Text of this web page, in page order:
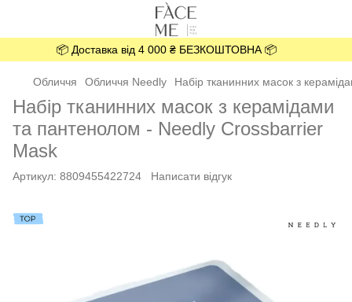
📦 Доставка від 4 000 ₴ БЕЗКОШТОВНА 📦
Обличчя Обличчя Needly Набір тканинних масок з
Набір тканинних масок з керамідами
та пантенолом - Needly Crossbarrier
Mask
Артикул: 8809455422724 Написати відгук